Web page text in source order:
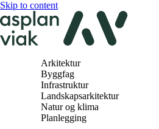
Skip to content
Arkitektur
Byggfag
Infrastruktur
Landskapsarkitektur
Natur og klima
Planlegging